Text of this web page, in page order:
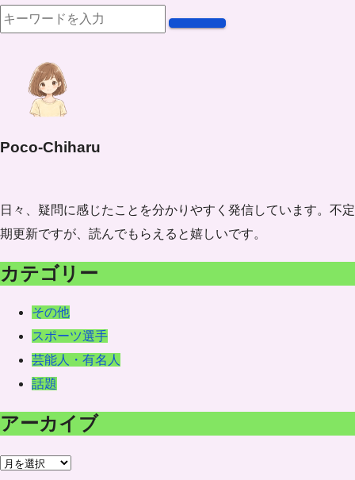
Poco-Chiharu
日々、疑問に感じたことを分かりやすく発信しています。不定
期更新ですが、読んでもらえると嬉しいです。
カテゴリー
その他
スポーツ選手
芸能人・有名人
話題
アーカイブ
ア